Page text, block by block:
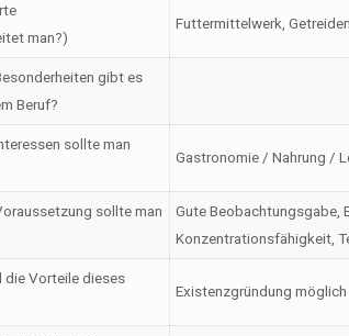
man?)
Futtermittelwerk,
gibt es
Beruf?
sollte man
Gastronomie / Nahrung /
sollte man
Gute Beobachtungsgabe,
Konzentrationsfähigkeit,
die Vorteile dieses
Existenzgründung möglich